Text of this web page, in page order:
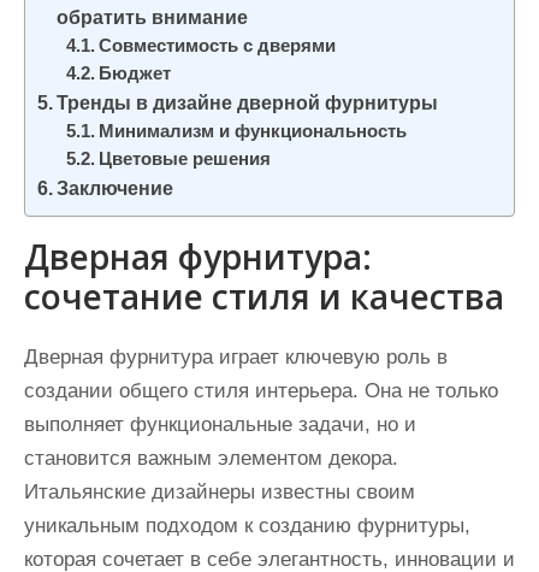
обратить внимание
Совместимость с дверями
Бюджет
Тренды в дизайне дверной фурнитуры
Минимализм и функциональность
Цветовые решения
Заключение
Дверная фурнитура:
сочетание стиля и качества
Дверная фурнитура играет ключевую роль в
создании общего стиля интерьера. Она не только
выполняет функциональные задачи, но и
становится важным элементом декора.
Итальянские дизайнеры известны своим
уникальным подходом к созданию фурнитуры,
которая сочетает в себе элегантность, инновации и